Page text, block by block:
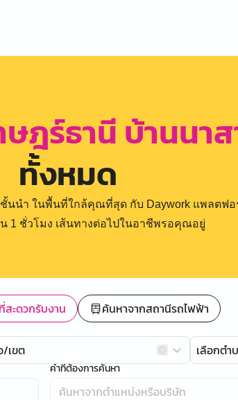
ษฎร์ธานี บ้านนา
ทั้งหมด
นนำ ในพื้นที่ใกล้คุณที่สุด กับ Daywork แพลตฟ
น 1 ชั่วโมง เส้นทางต่อไปในอาชีพรอคุณอยู่
ะดวกรับงาน ค้นหาจากสถานีรถไฟฟ้า
/เขต เลือกตำ
คำที่ต้องการค้นหา